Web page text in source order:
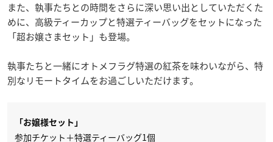
また、執事たちとの時間をさらに深い思い出としていただくた
めに、高級ティーカップと特選ティーバッグをセットになった
「超お嬢さまセット」も登場。
執事たちと一緒にオトメフラグ特選の紅茶を味わいながら、特
別なリモートタイムをお過ごしいただけます。
「お嬢様セット」
参加チケット＋特選ティーバッグ1個